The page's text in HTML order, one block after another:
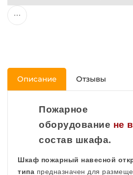
Описание Отзывы
Пожарное
оборудование не
состав шкафа.
Шкаф пожарный навесной
типа предназначен для